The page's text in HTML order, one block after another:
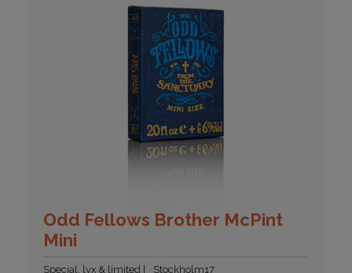
Odd Fellows Brother McPint
Mini
Special, lyx & limited Stockholm17